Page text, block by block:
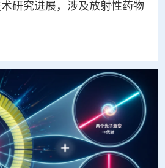
研究进展，涉及放射性药物